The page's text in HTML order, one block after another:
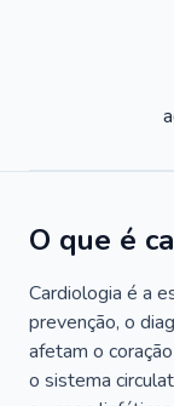
O que é
Cardiologia é a
prevenção, o
afetam o
o sistema